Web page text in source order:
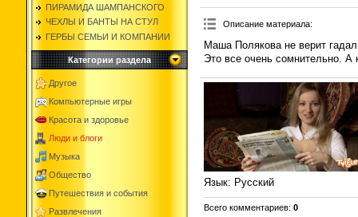
ПИРАМИДА ШАМПАНСКОГО
ЧЕХЛЫ И БАНТЫ НА СТУЛ
ГЕРБЫ СЕМЬИ И КОМПАНИИ
Категории раздела
Другое
Компьютерные игры
Красота и здоровье
Люди и блоги
Музыка
Общество
Путешествия и события
Развлечения
Описание материала:
Маша Полякова не верит
Это все очень сомнительно. А
Язык: Русский
Всего комментариев: 0